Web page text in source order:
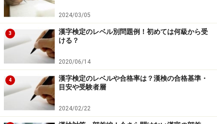
る、そんな事を繰り返しているうちに自ずと漢字の勉強
の習慣が付いてきて勉強そのものが苦にならなくなりま
す。
漢字のど忘れは誰しもあります。ましてや本番は独特の
緊張感の中での試験ですから、頭が真っ白になることも
あるでしょう。ガイドもついこの前ですが、勉強中に常
用漢字の「敵」の左側の字体がどうしても思い出せず、
「南」と書いて間違えてしまいました。これが本番だっ
2024/03/05
3
漢字検定のレベル別問題例！初めては何級から受
ける？
2020/06/14
4
漢字検定のレベルや合格率は？漢検の合格基準・
目安や受験者層
2024/02/22